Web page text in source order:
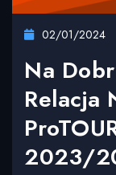
02/01/2024
Na
Relacja
2023/